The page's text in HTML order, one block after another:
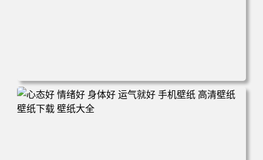
电脑壁纸 火影 鸣人 佐助 小樱 高清全屏手机壁纸 高清壁纸
壁纸下载 壁纸大全